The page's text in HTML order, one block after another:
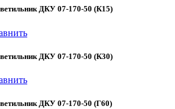
ДКУ 07-170-50 (К15)
ДКУ 07-170-50 (К30)
ДКУ 07-170-50 (Г60)